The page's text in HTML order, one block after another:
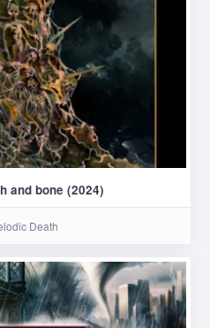
and bone (2024)
Death